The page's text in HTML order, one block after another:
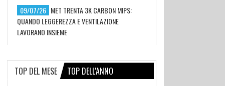
09/07/26 MET TRENTA 3K CARBON MIPS:
QUANDO LEGGEREZZA E VENTILAZIONE
LAVORANO INSIEME
TOP DEL MESE TOP DELL'ANNO